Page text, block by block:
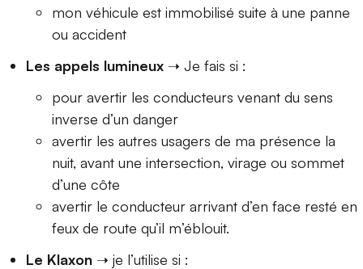
mon véhicule est immobilisé suite à une panne
ou accident
Les appels lumineux ➝ Je fais si :
pour avertir les conducteurs venant du sens
inverse d’un danger
avertir les autres usagers de ma présence la
nuit, avant une intersection, virage ou sommet
d’une côte
avertir le conducteur arrivant d’en face resté en
feux de route qu’il m’éblouit.
Le Klaxon ➝ je l’utilise si :